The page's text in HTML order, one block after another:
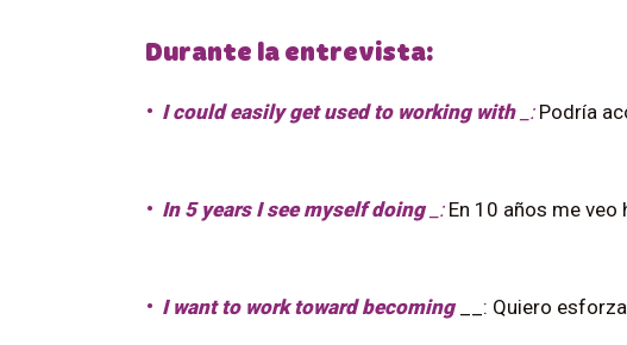
Durante la entrevista:
I could easily getused toworking with_:Podría
In 5 years I see myself doing_:En 10 años me veo
I want to work toward becoming __: Quiero